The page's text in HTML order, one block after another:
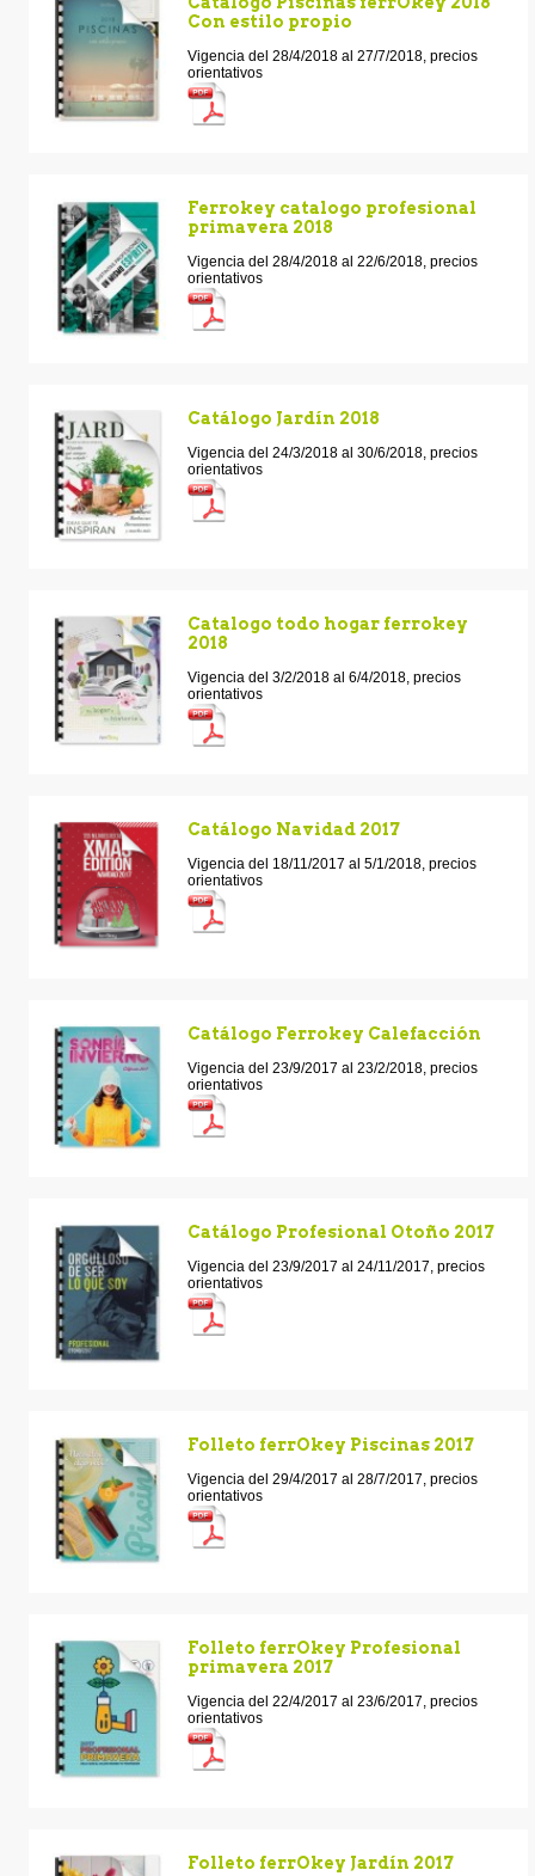
Con estilo propio
Vigencia del 28/4/2018 al 27/7/2018, precios
orientativos
Ferrokey catalogo profesional
primavera 2018
Vigencia del 28/4/2018 al 22/6/2018, precios
orientativos
Catálogo Jardín 2018
Vigencia del 24/3/2018 al 30/6/2018, precios
orientativos
Catalogo todo hogar ferrokey
2018
Vigencia del 3/2/2018 al 6/4/2018, precios
orientativos
Catálogo Navidad 2017
Vigencia del 18/11/2017 al 5/1/2018, precios
orientativos
Catálogo Ferrokey Calefacción
Vigencia del 23/9/2017 al 23/2/2018, precios
orientativos
Catálogo Profesional Otoño 2017
Vigencia del 23/9/2017 al 24/11/2017, precios
orientativos
Folleto ferrOkey Piscinas 2017
Vigencia del 29/4/2017 al 28/7/2017, precios
orientativos
Folleto ferrOkey Profesional
primavera 2017
Vigencia del 22/4/2017 al 23/6/2017, precios
orientativos
Folleto ferrOkey Jardín 2017